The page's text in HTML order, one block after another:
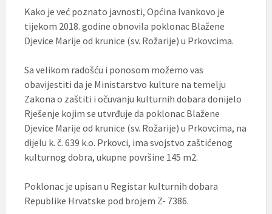
Kako je već poznato javnosti, Općina Ivankovo je
tijekom 2018. godine obnovila poklonac Blažene
Djevice Marije od krunice (sv. Rožarije) u Prkovcima.
Sa velikom radošću i ponosom možemo vas
obavijestiti da je Ministarstvo kulture na temelju
Zakona o zaštiti i očuvanju kulturnih dobara donijelo
Rješenje kojim se utvrđuje da poklonac Blažene
Djevice Marije od krunice (sv. Rožarije) u Prkovcima, na
dijelu k. č. 639 k.o. Prkovci, ima svojstvo zaštićenog
kulturnog dobra, ukupne površine 145 m2.
Poklonac je upisan u Registar kulturnih dobara
Republike Hrvatske pod brojem Z- 7386.